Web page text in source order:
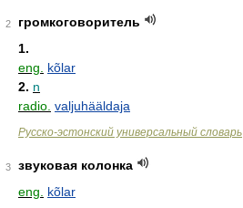
2
громкоговоритель
1.
eng.
kõlar
2. n
radio. valjuhääldaja
Русско-эстонский универсальный словарь
3
звуковая колонка
eng.
kõlar